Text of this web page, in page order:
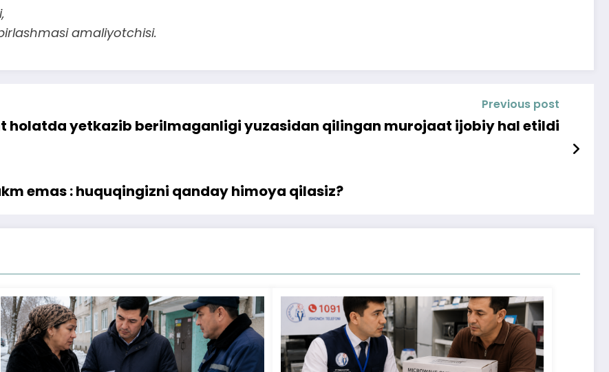
amaliyotchisi.
Previous post
holatda yetkazib berilmaganligi yuzasidan qilingan murojaat ijobiy hal etildi
emas : huquqingizni qanday himoya qilasiz?